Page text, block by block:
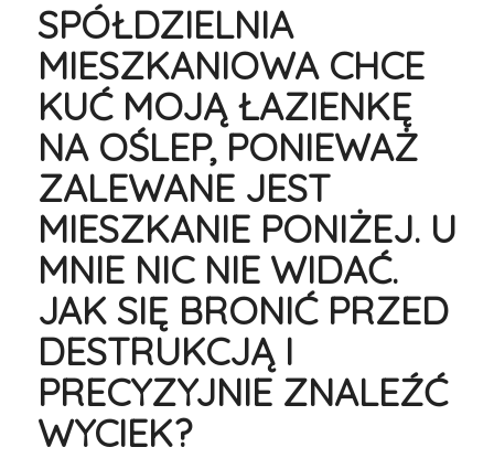
SPÓŁDZIELNIA
MIESZKANIOWA CHCE
KUĆ MOJĄ ŁAZIENKĘ
NA OŚLEP, PONIEWAŻ
ZALEWANE JEST
MIESZKANIE PONIŻEJ. U
MNIE NIC NIE WIDAĆ.
JAK SIĘ BRONIĆ PRZED
DESTRUKCJĄ I
PRECYZYJNIE ZNALEŹĆ
WYCIEK?